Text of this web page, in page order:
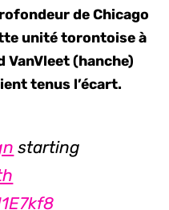
de Chicago
unité torontoise à
VanVleet (hanche)
tenus l’écart.
starting